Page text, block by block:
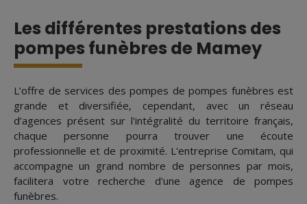
Les différentes prestations des
pompes funèbres de Mamey
L’offre de services des pompes de pompes funèbres est
grande et diversifiée, cependant, avec un réseau
d’agences présent sur l'intégralité du territoire français,
chaque personne pourra trouver une écoute
professionnelle et de proximité. L'entreprise Comitam, qui
accompagne un grand nombre de personnes par mois,
facilitera votre recherche d'une agence de pompes
funèbres.